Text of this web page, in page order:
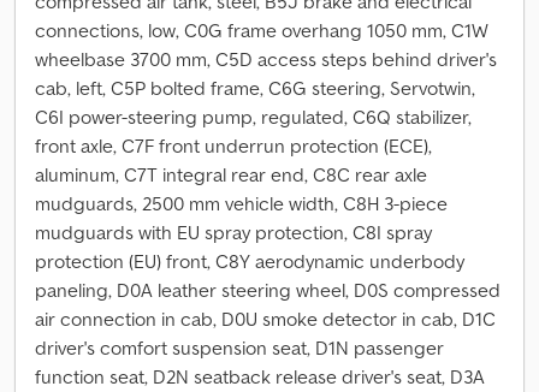
connections, low, C0G frame overhang 1050 mm, C1W
wheelbase 3700 mm, C5D access steps behind driver's
cab, left, C5P bolted frame, C6G steering, Servotwin,
C6I power-steering pump, regulated, C6Q stabilizer,
front axle, C7F front underrun protection (ECE),
aluminum, C7T integral rear end, C8C rear axle
mudguards, 2500 mm vehicle width, C8H 3-piece
mudguards with EU spray protection, C8I spray
protection (EU) front, C8Y aerodynamic underbody
paneling, D0A leather steering wheel, D0S compressed
air connection in cab, D0U smoke detector in cab, D1C
driver's comfort suspension seat, D1N passenger
function seat, D2N seatback release driver's seat, D3A